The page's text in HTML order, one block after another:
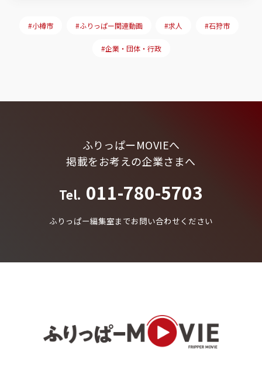
#小樽市 #ふりっぱー関連動画 #求人 #石狩市
#企業・団体・行政
ふりっぱーMOVIEへ
掲載をお考えの企業さまへ
Tel. 011-780-5703
ふりっぱー編集室までお問い合わせください